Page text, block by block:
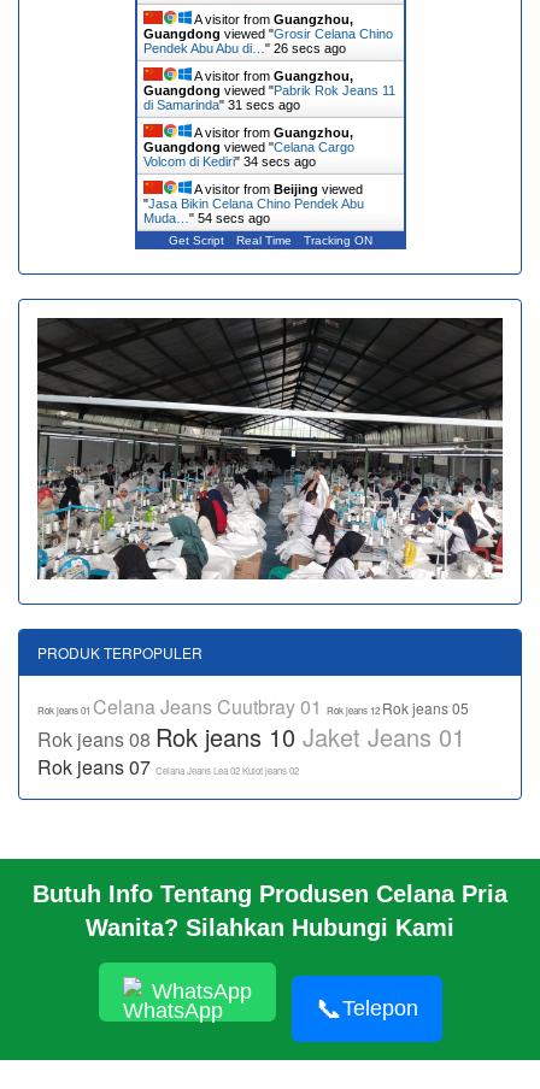
Butuh Info Tentang Produsen Celana Pria
Wanita? Silahkan Hubungi Kami
WhatsApp
📞Telepon
A visitor from Guangzhou,
Guangdong viewed "Grosir Celana Chino
Pendek Abu Abu di… " 26 secs ago
A visitor from Guangzhou,
Guangdong viewed "Pabrik Rok Jeans 11
di Samarinda" 31 secs ago
A visitor from Guangzhou,
Guangdong viewed "Celana Cargo
Volcom di Kediri" 34 secs ago
A visitor from Beijing viewed
"Jasa Bikin Celana Chino Pendek Abu
Muda… " 54 secs ago
Get Script Real Time Tracking ON
PRODUK TERPOPULER
Rok jeans 01 Celana Jeans Cuutbray 01 Rok jeans 12 Rok jeans 05
Rok jeans 08 Rok jeans 10 Jaket Jeans 01
Rok jeans 07 Celana Jeans Lea 02Kulot jeans 02
BERANDA
PROFIL PABRIK
HUBUNGI KAMI
PABRIK KAMI
© 2026 https://www.jeansbro.com/JEANSBRO